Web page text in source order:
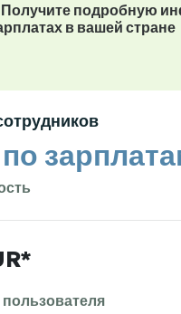
подробную
в вашей стране
пользователя